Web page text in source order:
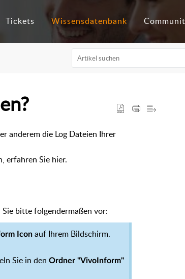
Tickets Wissensdatenbank
anderem die Log Dateien Ihrer
erfahren Sie hier.
bitte folgendermaßen vor:
Icon auf Ihrem Bildschirm.
Sie in den Ordner "VivoInform"